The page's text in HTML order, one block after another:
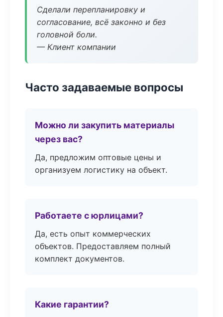
Сделали перепланировку и
согласование, всё законно и без
головной боли.
— Клиент компании
Часто задаваемые вопросы
Можно ли закупить материалы
через вас?
Да, предложим оптовые цены и
организуем логистику на объект.
Работаете с юрлицами?
Да, есть опыт коммерческих
объектов. Предоставляем полный
комплект документов.
Какие гарантии?